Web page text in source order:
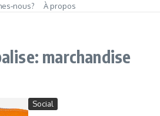
À propos
marchandise
Social